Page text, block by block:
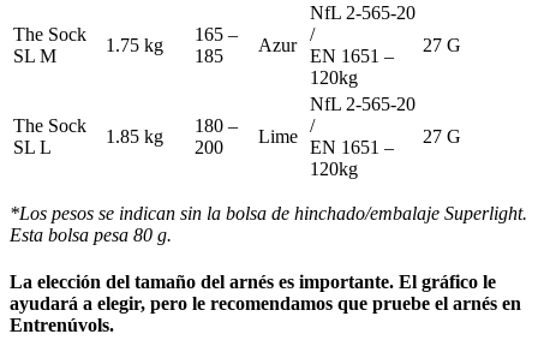
The Sock
SL M
1.75 kg
165 –
185
Azur
NfL 2-565-20
/
EN 1651 –
120kg
27 G
The Sock
SL L
1.85 kg
180 –
200
Lime
NfL 2-565-20
/
EN 1651 –
120kg
27 G
*Los pesos se indican sin la bolsa de hinchado/embalaje Superlight.
Esta bolsa pesa 80 g.
La elección del tamaño del arnés es importante. El gráfico le
ayudará a elegir, pero le recomendamos que pruebe el arnés en
Entrenúvols.